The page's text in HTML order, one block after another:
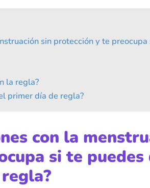
sin protección y te
la regla?
primer día de regla?
con la
si te puedes